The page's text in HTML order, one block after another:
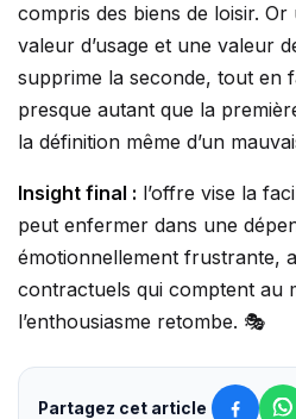
compris des biens de loisir.
valeur d’usage et une valeur
supprime la seconde, tout en
presque autant que la
la définition même d’un
Insight final : l’offre vise la
peut enfermer dans une
émotionnellement frustrante,
contractuels qui comptent au
l’enthousiasme retombe. 🎭
Partagez cet article